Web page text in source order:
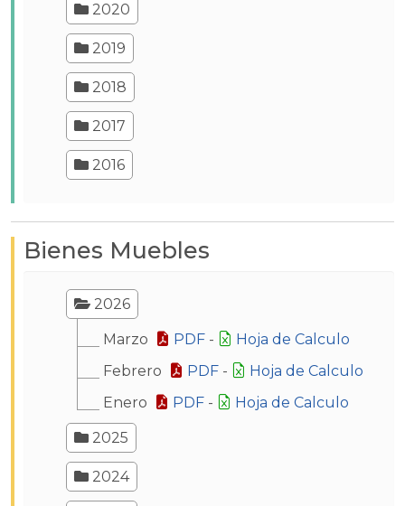
2020
2019
2018
2017
2016
Bienes Muebles
2026
Marzo PDF -
Hoja de Calculo
Febrero
PDF -
Hoja de Calculo
Enero
PDF - Hoja de Calculo
2025
2024